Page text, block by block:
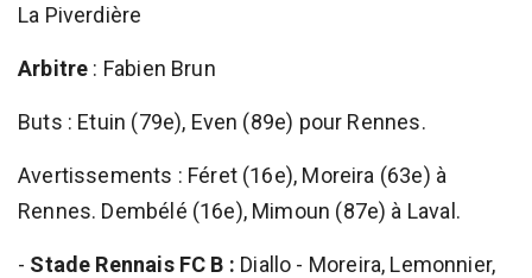
La Piverdière
Arbitre : Fabien Brun
Buts : Etuin (79e), Even (89e) pour Rennes.
Avertissements : Féret (16e), Moreira (63e) à
Rennes. Dembélé (16e), Mimoun (87e) à Laval.
- Stade Rennais FC B : Diallo - Moreira, Lemonnier,